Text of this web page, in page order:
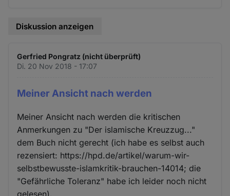
Diskussion anzeigen
Gerfried Pongratz (nicht überprüft)
Di. 20 Nov 2018 - 17:07
Meiner Ansicht nach werden
Meiner Ansicht nach werden die kritischen
Anmerkungen zu "Der islamische Kreuzzug..."
dem Buch nicht gerecht (ich habe es selbst auch
rezensiert: https://hpd.de/artikel/warum-wir-
selbstbewusste-islamkritik-brauchen-14014; die
"Gefährliche Toleranz" habe ich leider noch nicht
gelesen).